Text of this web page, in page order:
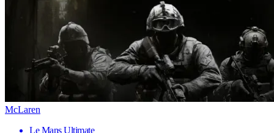
McLaren
Le Mans Ultimate